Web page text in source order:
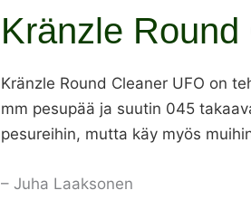
Kränzle
Kränzle Round Cleaner UFO on
mm pesupää ja suutin 045
pesureihin, mutta käy myös
– Juha Laaksonen